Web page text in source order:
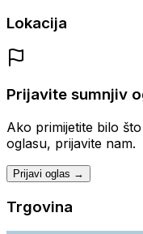
Lokacija
Prijavite sumnjiv
Ako primijetite bilo
oglasu, prijavite nam.
Prijavi oglas →
Trgovina